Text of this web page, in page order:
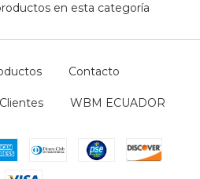
en esta categoría
Contacto
Clientes WBM ECUADOR